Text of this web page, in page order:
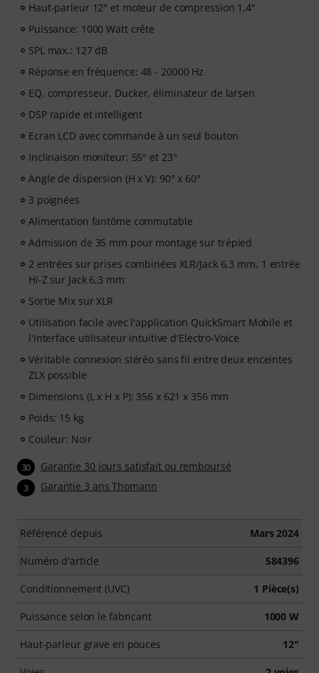
Haut-parleur 12" et moteur de compression 1,4"
Puissance: 1000 Watt crête
SPL max.: 127 dB
Réponse en fréquence: 48 - 20000 Hz
EQ, compresseur, Ducker, éliminateur de larsen
DSP rapide et intelligent
Ecran LCD avec commande à un seul bouton
Inclinaison moniteur: 55° et 23°
Angle de dispersion (H x V): 90° x 60°
3 poignées
Alimentation fantôme commutable
Admission de 35 mm pour montage sur trépied
2 entrées sur prises combinées XLR/Jack 6,3 mm, 1 entrée
Hi-Z sur Jack 6,3 mm
Sortie Mix sur XLR
Utilisation facile avec l'application QuickSmart Mobile et
l'interface utilisateur intuitive d'Electro-Voice
Véritable connexion stéréo sans fil entre deux enceintes
ZLX possible
Dimensions (L x H x P): 356 x 621 x 356 mm
Poids: 15 kg
Couleur: Noir
30 Garantie 30 jours satisfait ou remboursé
3 Garantie 3 ans Thomann
Référencé depuis Mars 2024
Numéro d'article 584396
Conditionnement (UVC) 1 Pièce(s)
Puissance selon le fabricant 1000 W
Haut-parleur grave en pouces 12"